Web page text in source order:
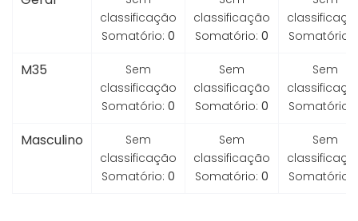
classificação
Somatório: 0
classificação
Somatório: 0
Somatório:
M35
Sem
classificação
Somatório: 0
Sem
classificação
Somatório: 0
Sem
Somatório:
Masculino
Sem
classificação
Somatório: 0
Sem
classificação
Somatório: 0
Sem
Somatório: